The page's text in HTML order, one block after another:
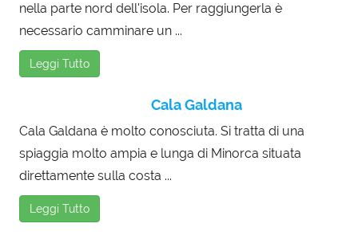
nella parte nord dell'isola. Per raggiungerla è
necessario camminare un ...
Leggi Tutto
Cala Galdana
Cala Galdana è molto conosciuta. Si tratta di una
spiaggia molto ampia e lunga di Minorca situata
direttamente sulla costa ...
Leggi Tutto